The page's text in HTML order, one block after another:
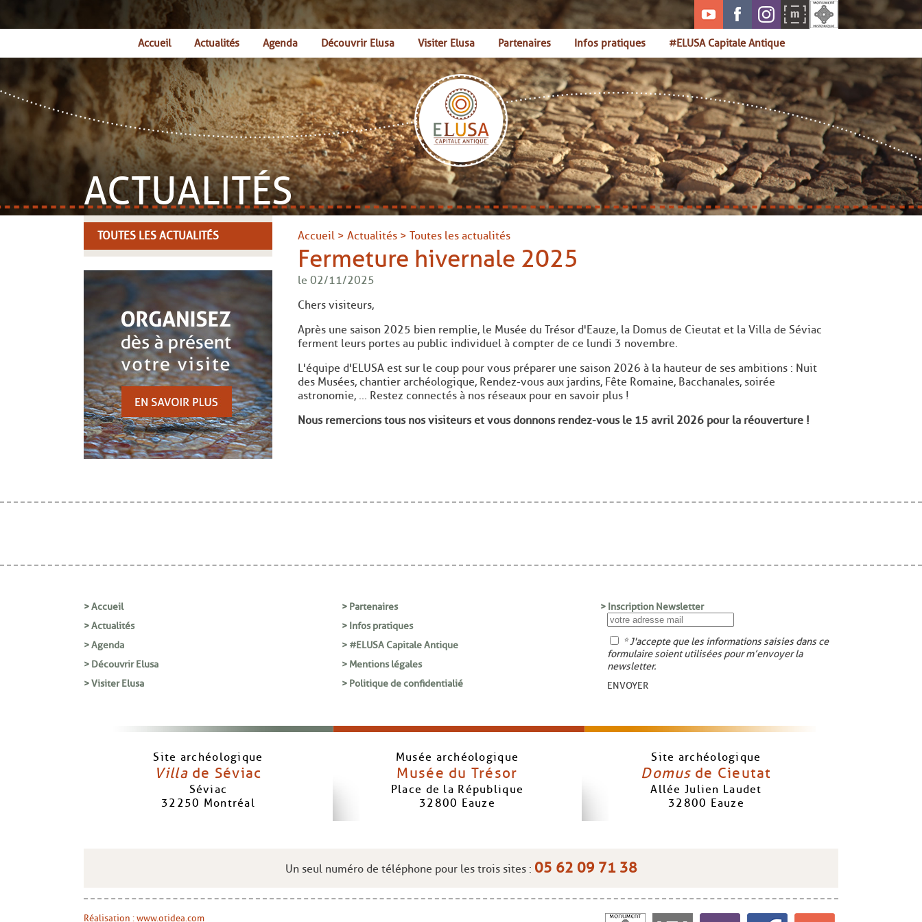
Accueil Actualités Agenda Découvrir Elusa Visiter Elusa Partenaires Infos pratiques #ELUSA Capitale Antique
ACTUALITÉS
TOUTES LES ACTUALITÉS Accueil > Actualités > Toutes les actualités
Fermeture hivernale 2025
le 02/11/2025
Chers visiteurs,
Après une saison 2025 bien remplie, le Musée du Trésor d'Eauze, la Domus de Cieutat et la Villa de Séviac
ferment leurs portes au public individuel à compter de ce lundi 3 novembre.
L'équipe d'ELUSA est sur le coup pour vous préparer une saison 2026 à la hauteur de ses ambitions : Nuit
des Musées, chantier archéologique, Rendez-vous aux jardins, Fête Romaine, Bacchanales, soirée
astronomie, ... Restez connectés à nos réseaux pour en savoir plus !
Nous remercions tous nos visiteurs et vous donnons rendez-vous le 15 avril 2026 pour la réouverture !
> Accueil
> Actualités
> Agenda
> Découvrir Elusa
> Visiter Elusa
> Partenaires
> Infos pratiques
> #ELUSA Capitale Antique
> Mentions légales
> Politique de confidentialié
> Inscription Newsletter
* J'accepte que les informations saisies dans ce
formulaire soient utilisées pour m’envoyer la
newsletter.
ENVOYER
Site archéologique
Villade Séviac
Séviac
32250 Montréal
Musée archéologique
Musée du Trésor
Place de la République
32800 Eauze
Site archéologique
Domusde Cieutat
Allée Julien Laudet
32800 Eauze
Un seul numéro de téléphone pour les trois sites : 05 62 09 71 38
Réalisation : www.otidea.com